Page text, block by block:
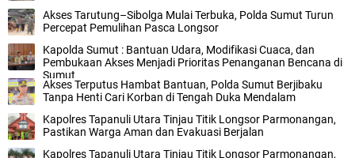
Akses Tarutung–Sibolga Mulai Terbuka, Polda Sumut Turun
Percepat Pemulihan Pasca Longsor
Kapolda Sumut : Bantuan Udara, Modifikasi Cuaca, dan
Pembukaan Akses Menjadi Prioritas Penanganan Bencana di
Sumut
Akses Terputus Hambat Bantuan, Polda Sumut Berjibaku
Tanpa Henti Cari Korban di Tengah Duka Mendalam
Kapolres Tapanuli Utara Tinjau Titik Longsor Parmonangan,
Pastikan Warga Aman dan Evakuasi Berjalan
Kapolres Tapanuli Utara Tinjau Titik Longsor Parmonangan,